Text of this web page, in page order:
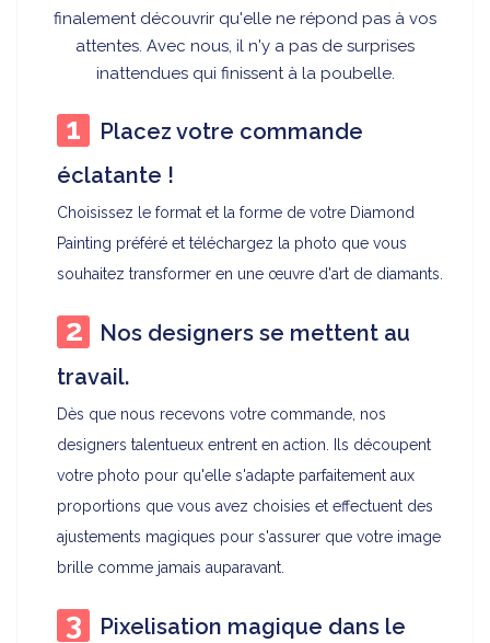
finalement découvrir qu'elle ne répond pas à vos
attentes. Avec nous, il n'y a pas de surprises
inattendues qui finissent à la poubelle.
Placez votre commande
éclatante !
Choisissez le format et la forme de votre Diamond
Painting préféré et téléchargez la photo que vous
souhaitez transformer en une œuvre d'art de diamants.
Nos designers se mettent au
travail.
Dès que nous recevons votre commande, nos
designers talentueux entrent en action. Ils découpent
votre photo pour qu'elle s'adapte parfaitement aux
proportions que vous avez choisies et effectuent des
ajustements magiques pour s'assurer que votre image
brille comme jamais auparavant.
Pixelisation magique dans le